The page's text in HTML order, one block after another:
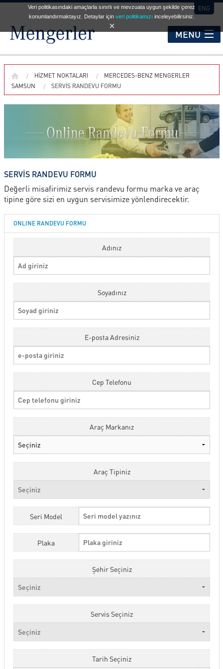
ENG
MENU
HİZMET NOKTALARI
OTOMOBİL
İKİNCİ EL
SERVİS
TEST SÜRÜŞ TALEBİ
İLETİŞİM FORMU
HIZMET NOKTALARI
MERCEDES-BENZ MENGERLER
SAMSUN
SERVIS RANDEVU FORMU
SERVİS RANDEVU FORMU
Değerli misafirimiz servis randevu formu marka ve araç
tipine göre sizi en uygun servisimize yönlendirecektir.
ONLINE RANDEVU FORMU
Adınız
Soyadınız
E-posta Adresiniz
Cep Telefonu
Araç Markanız
Araç Tipiniz
Seri Model
Plaka
Şehir Seçiniz
Servis Seçiniz
Tarih Seçiniz
Veri politikasındaki amaçlarla sınırlı ve mevzuata uygun şekilde çerez
konumlandırmaktayız. Detaylar için veri politikamızı inceleyebilirsiniz.